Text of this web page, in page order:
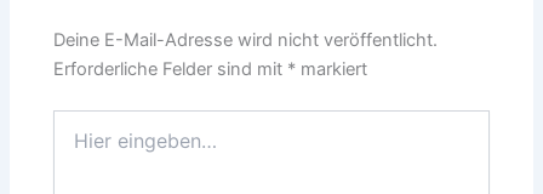
Deine E-Mail-Adresse wird nicht veröffentlicht.
Erforderliche Felder sind mit * markiert
eingeben…